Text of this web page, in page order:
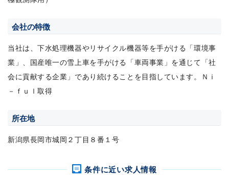
会社の特徴
当社は、下水処理機器やリサイクル機器等を手がける「環境事
業」、国産唯一の雪上車を手がける「車両事業」を通じて「社
会に貢献する企業」であり続けることを目指しています。Ｎｉ
－ｆｕｌ取得
所在地
新潟県長岡市城岡２丁目８番１号
条件に近い求人情報